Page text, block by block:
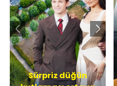
Sürpriz düğün